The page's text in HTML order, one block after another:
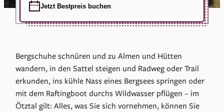
Jetzt Bestpreis buchen
Bergschuhe schnüren und zu Almen und Hütten
wandern, in den Sattel steigen und Radweg oder Trail
erkunden, ins kühle Nass eines Bergsees springen oder
mit dem Raftingboot durchs Wildwasser pflügen – im
Ötztal gilt: Alles, was Sie sich vornehmen, können Sie